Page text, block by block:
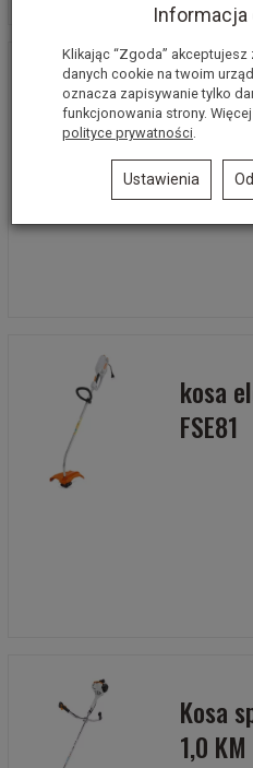
Kosa
KM 2-
kosa
FSE81
Kosa
1,0
Informacja
Klikając “Zgoda”
danych cookie na twoim
oznacza zapisywanie tylko
funkcjonowania strony.
polityce prywatności.
Ustawienia